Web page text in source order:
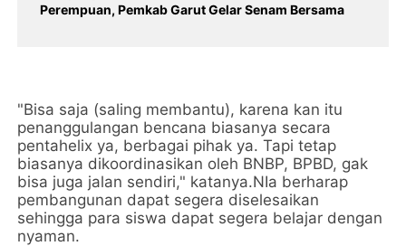
Perempuan, Pemkab Garut Gelar Senam Bersama
"Bisa saja (saling membantu), karena kan itu
penanggulangan bencana biasanya secara
pentahelix ya, berbagai pihak ya. Tapi tetap
biasanya dikoordinasikan oleh BNBP, BPBD, gak
bisa juga jalan sendiri," katanya.NIa berharap
pembangunan dapat segera diselesaikan
sehingga para siswa dapat segera belajar dengan
nyaman.